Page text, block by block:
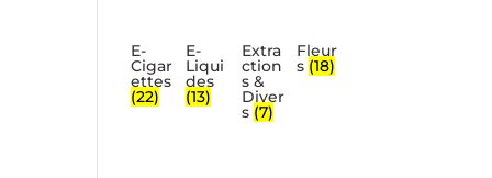
E-
Cigar
ettes
(22)
E-
Liqui
des
(13)
Extra
ction
s &
Diver
s (7)
Fleur
s (18)